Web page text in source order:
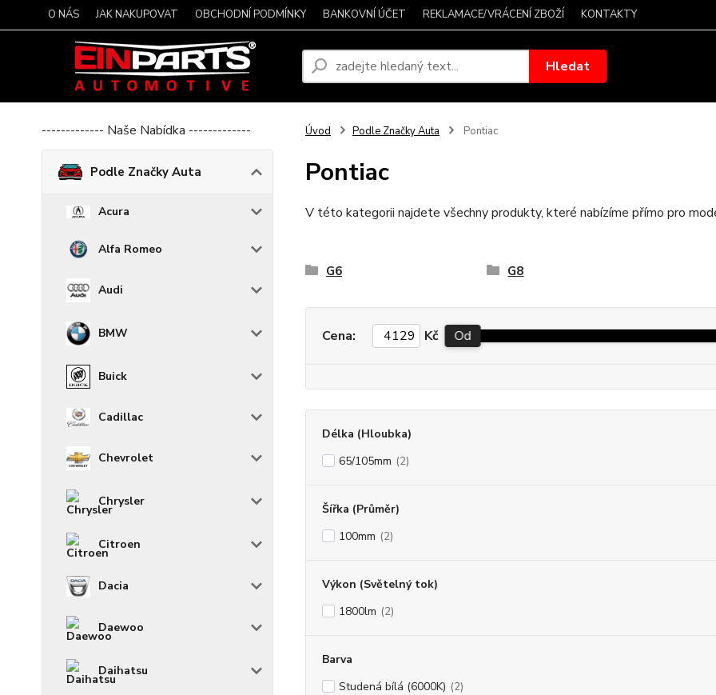
O NÁS JAK NAKUPOVAT OBCHODNÍ PODMÍNKY BANKOVNÍ ÚČET REKLAMACE/VRÁCENÍ ZBOŽÍ KONTAKTY
Hledat
------------- Naše Nabídka -------------
Podle Značky Auta
Acura
Alfa Romeo
Audi
BMW
Buick
Cadillac
Chevrolet
Chrysler
Citroen
Dacia
Daewoo
Daihatsu
Úvod Podle Značky Auta Pontiac
Pontiac
V této kategorii najdete všechny produkty, které nabízíme přímo pro
G6 G8
Cena: Kč Od
Délka (Hloubka)
65/105mm (2)
Šířka (Průměr)
100mm (2)
Výkon (Světelný tok)
1800lm (2)
Barva
Studená bílá (6000K) (2)